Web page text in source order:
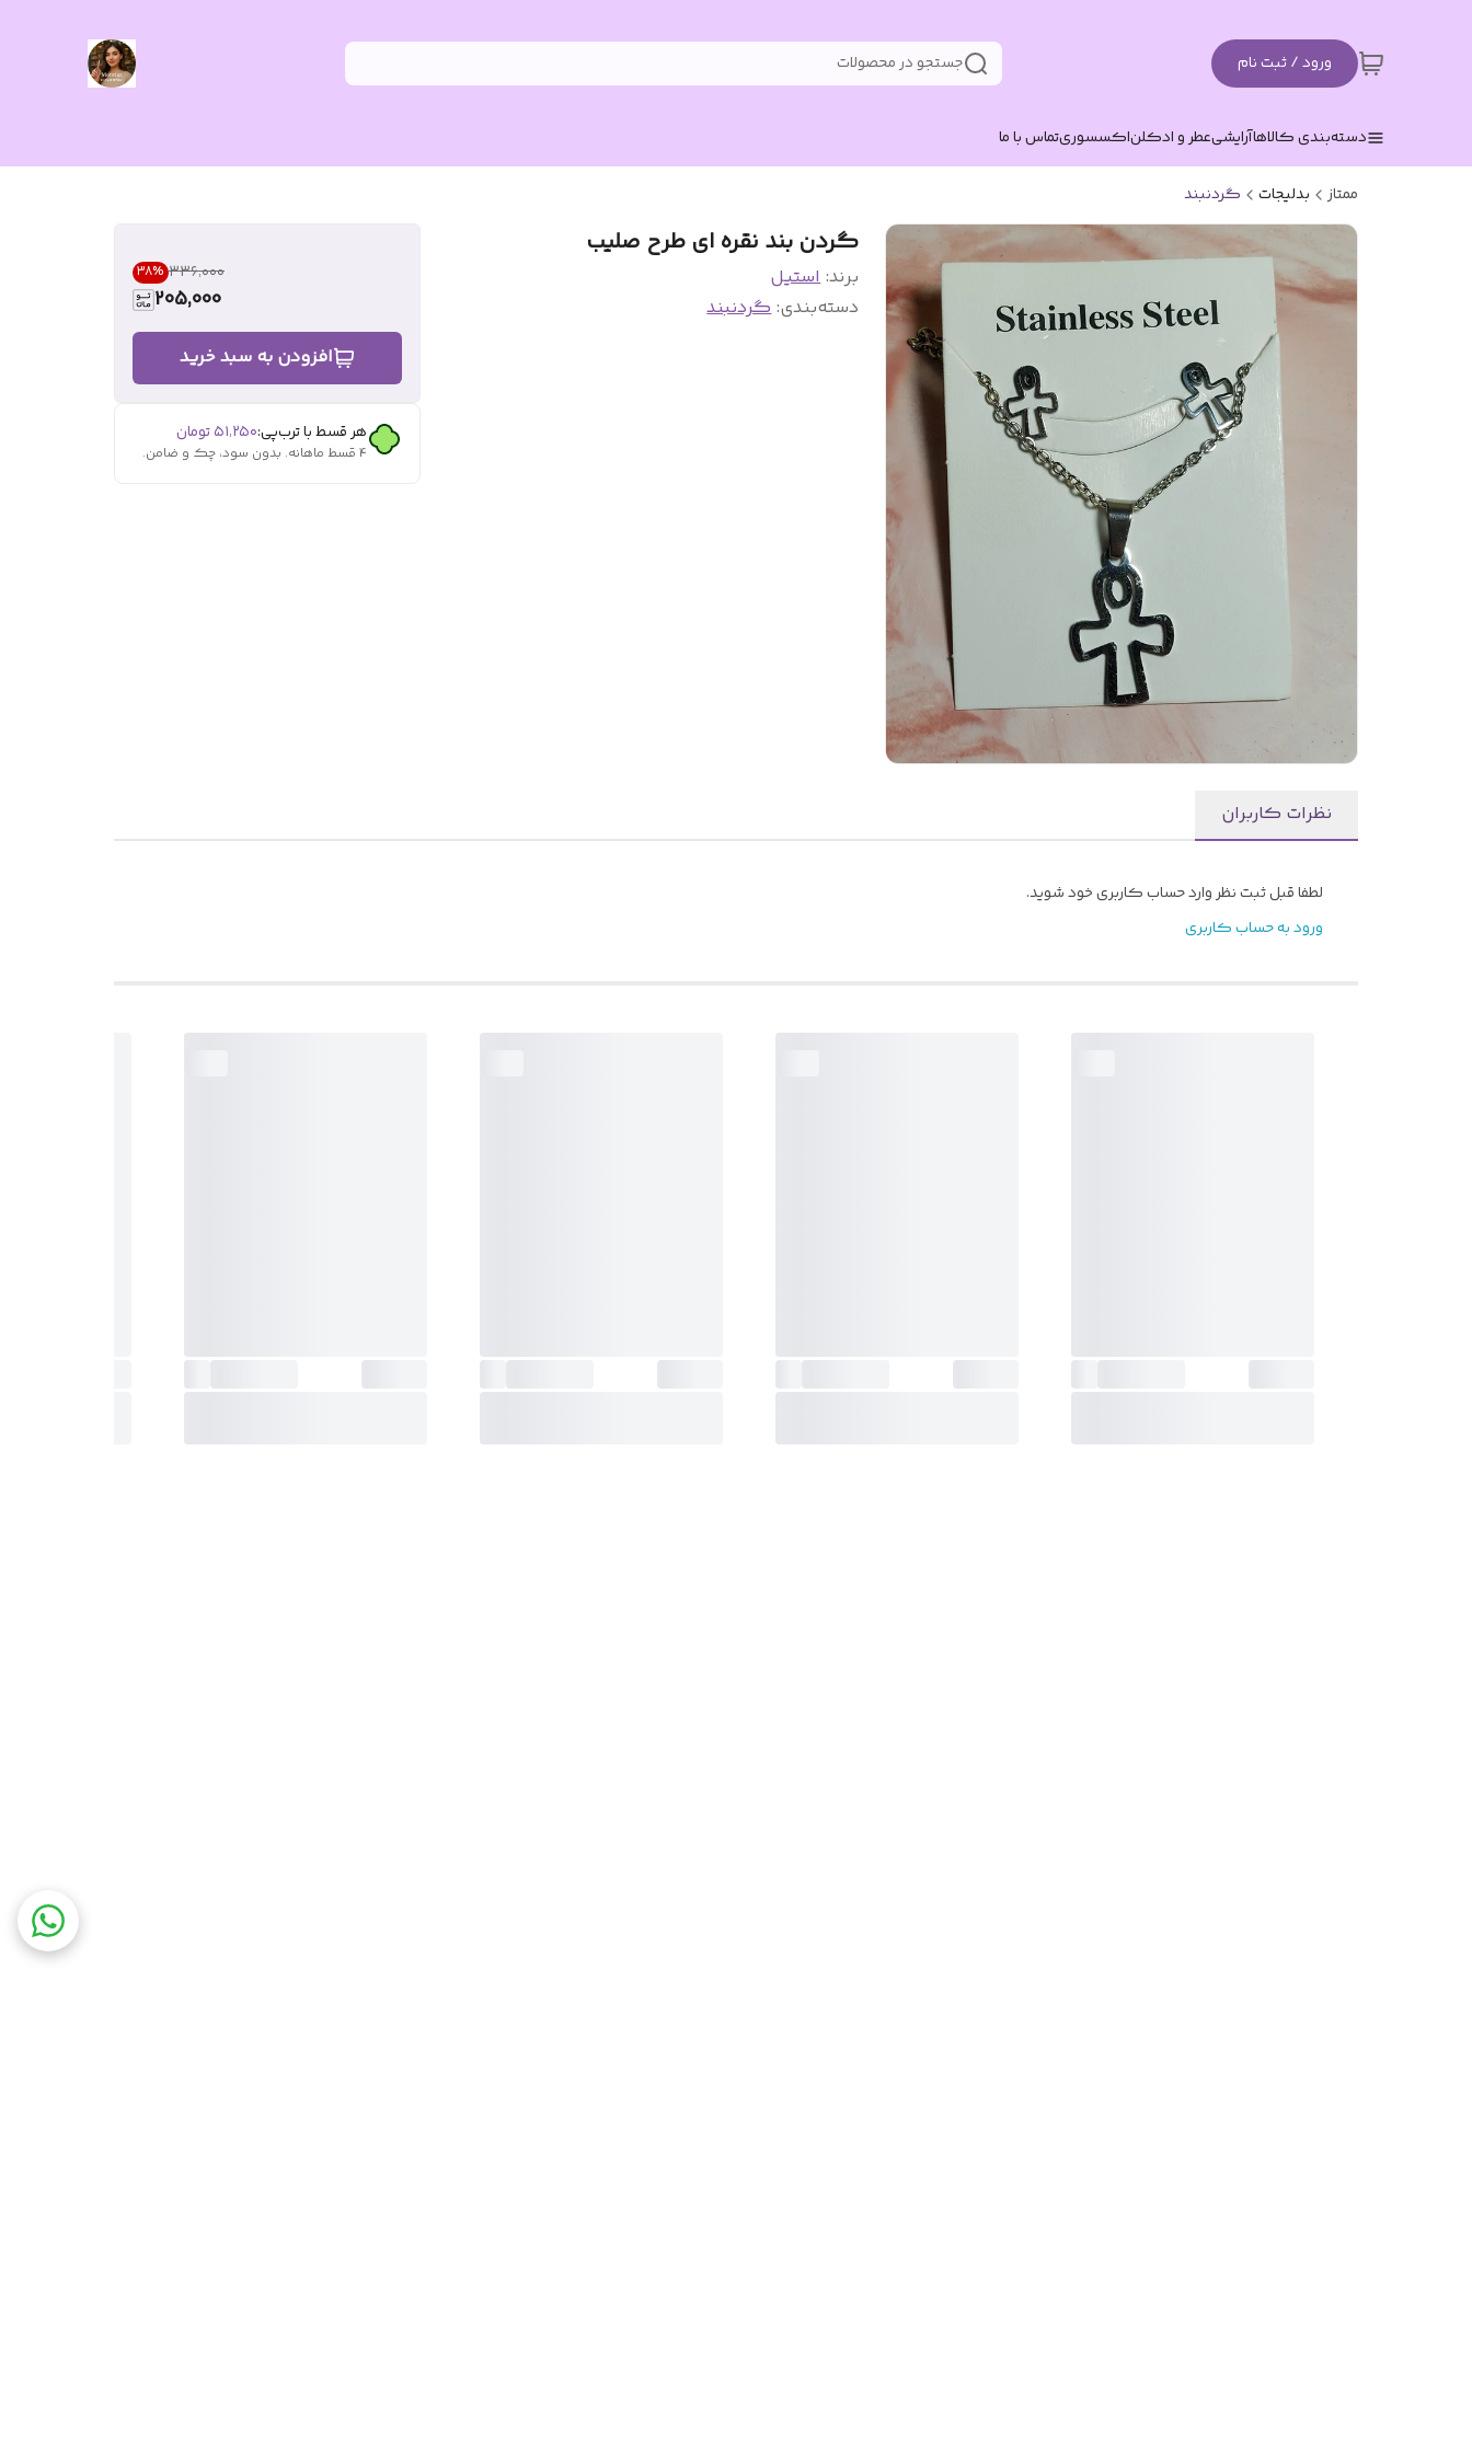
ورود / ثبت نام جستجو در محصولات
دسته‌بندی کالاهاآرایشیعطر و ادکلناکسسوریتماس با ما
ممتاز بدلیجات گردنبند
گردن بند نقره ای طرح صلیب
برند:استیل
دسته‌بندی:گردنبند
۳۳۶٬۰۰۰ 38%
205,000
افزودن به سبد خرید
هر قسط با ترب‌پی:۵۱٬۲۵۰تومان
۴ قسط ماهانه. بدون سود، چک و ضامن.
نظرات کاربران
لطفا قبل ثبت نظر وارد حساب کاربری خود شوید.
ورود به حساب کاربری